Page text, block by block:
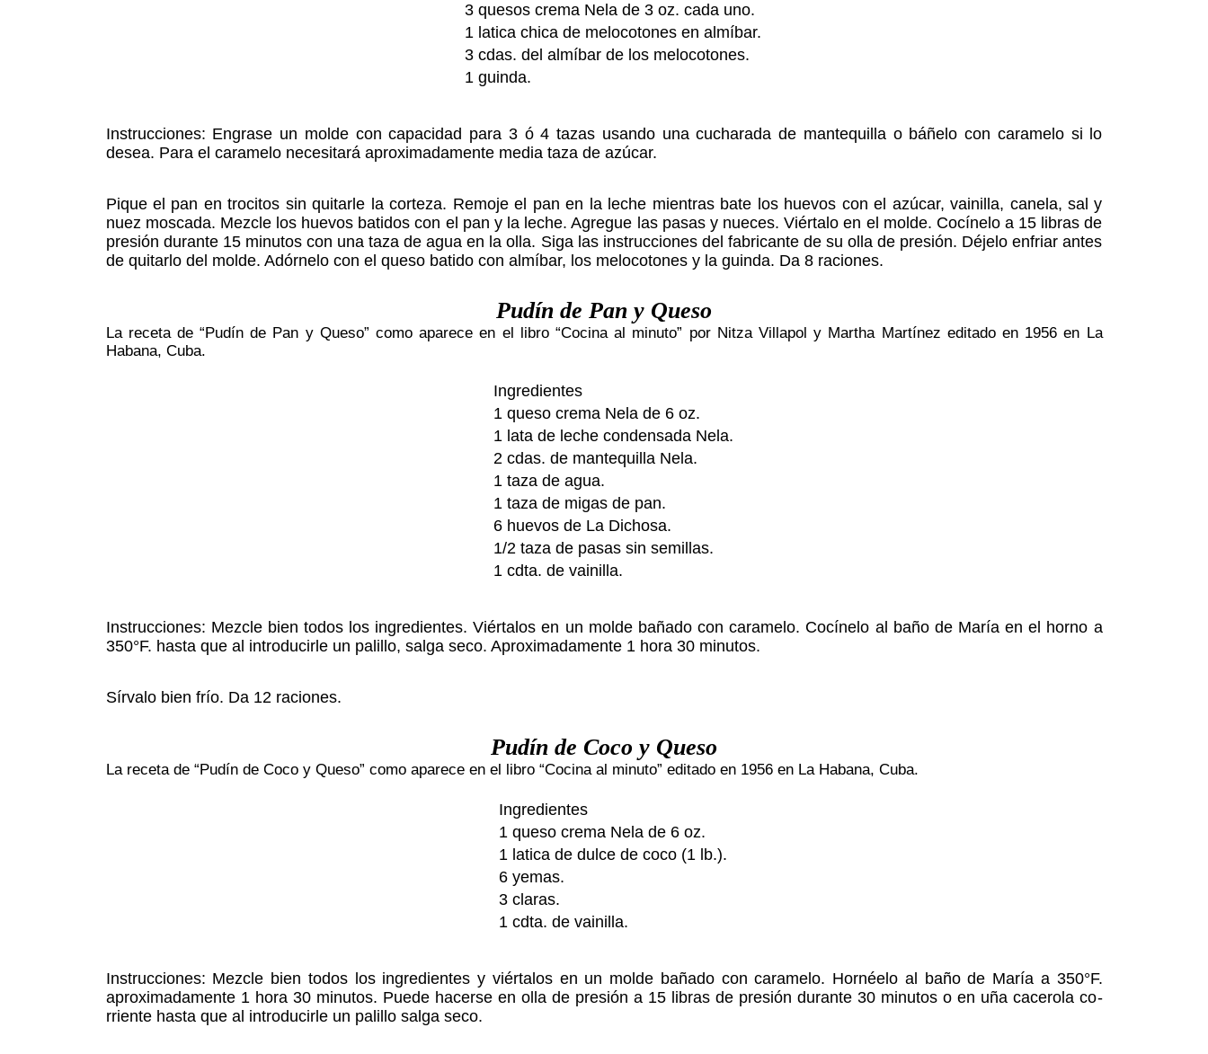
3 quesos crema Nela de 3 oz. cada uno.
1 latica chica de melocotones en almíbar.
3 cdas. del almíbar de los melocotones.
1 guinda.
Instrucciones: Engrase un molde con capacidad para 3 ó 4 tazas usando una cucharada de mantequilla o báñelo con caramelo si lo
desea. Para el caramelo necesitará aproximadamente media taza de azúcar.
Pique el pan en trocitos sin quitarle la corteza. Remoje el pan en la leche mientras bate los huevos con el azúcar, vainilla, canela, sal y
nuez moscada. Mezcle los huevos batidos con el pan y la leche. Agregue las pasas y nueces. Viértalo en el molde. Cocínelo a 15 libras de
presión durante 15 minutos con una taza de agua en la olla. Siga las instrucciones del fabricante de su olla de presión. Déjelo enfriar antes
de quitarlo del molde. Adórnelo con el queso batido con almíbar, los melocotones y la guinda. Da 8 raciones.
Pudín de Pan y Queso
La receta de “Pudín de Pan y Queso” como aparece en el libro “Cocina al minuto” por Nitza Villapol y Martha Martínez editado en 1956 en La
Habana, Cuba.
Ingredientes
1 queso crema Nela de 6 oz.
1 lata de leche condensada Nela.
2 cdas. de mantequilla Nela.
1 taza de agua.
1 taza de migas de pan.
6 huevos de La Dichosa.
1/2 taza de pasas sin semillas.
1 cdta. de vainilla.
Instrucciones: Mezcle bien todos los ingredientes. Viértalos en un molde bañado con caramelo. Cocínelo al baño de María en el horno a
350°F. hasta que al introducirle un palillo, salga seco. Aproxima­damente 1 hora 30 minutos.
Sírvalo bien frío. Da 12 raciones.
Pudín de Coco y Queso
La receta de “Pudín de Coco y Queso” como aparece en el libro “Cocina al minuto” editado en 1956 en La Habana, Cuba.
Ingredientes
1 queso crema Nela de 6 oz.
1 latica de dulce de coco (1 lb.).
6 yemas.
3 claras.
1 cdta. de vainilla.
Instrucciones: Mezcle bien todos los ingredientes y viértalos en un molde bañado con caramelo. Hornéelo al baño de María a 350°F.
aproxi­madamente 1 hora 30 minutos. Puede hacerse en olla de presión a 15 libras de presión durante 30 minutos o en uña cacerola co­
rriente hasta que al introducirle un palillo salga seco.